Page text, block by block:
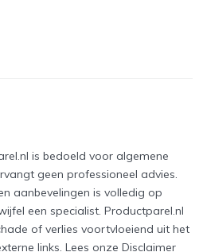
is bedoeld voor algemene
geen professioneel advies.
aanbevelingen is volledig op
een specialist. Productparel.nl
of verlies voortvloeiend uit het
links. Lees onzeDisclaimer